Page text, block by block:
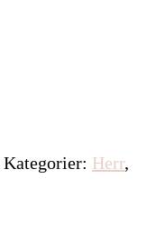
Kategorier: Herr,